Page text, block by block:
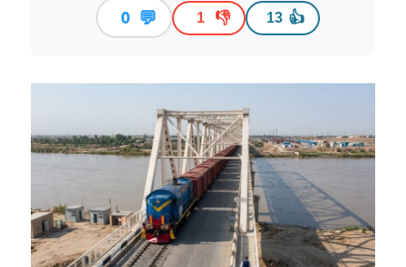
👍
13
👎
1
💬
0